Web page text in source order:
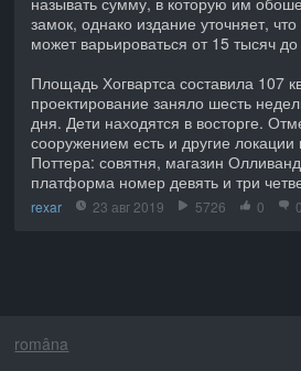
замок, однако издание уточняет,
может варьироваться от 15 тысяч
Площадь Хогвартса составила 107
проектирование заняло шесть
дня. Дети находятся в восторге.
сооружением есть и другие локации
Поттера: совятня, магазин
платформа номер девять и три
rexar 23 авг 2019 5726 0 0
româna